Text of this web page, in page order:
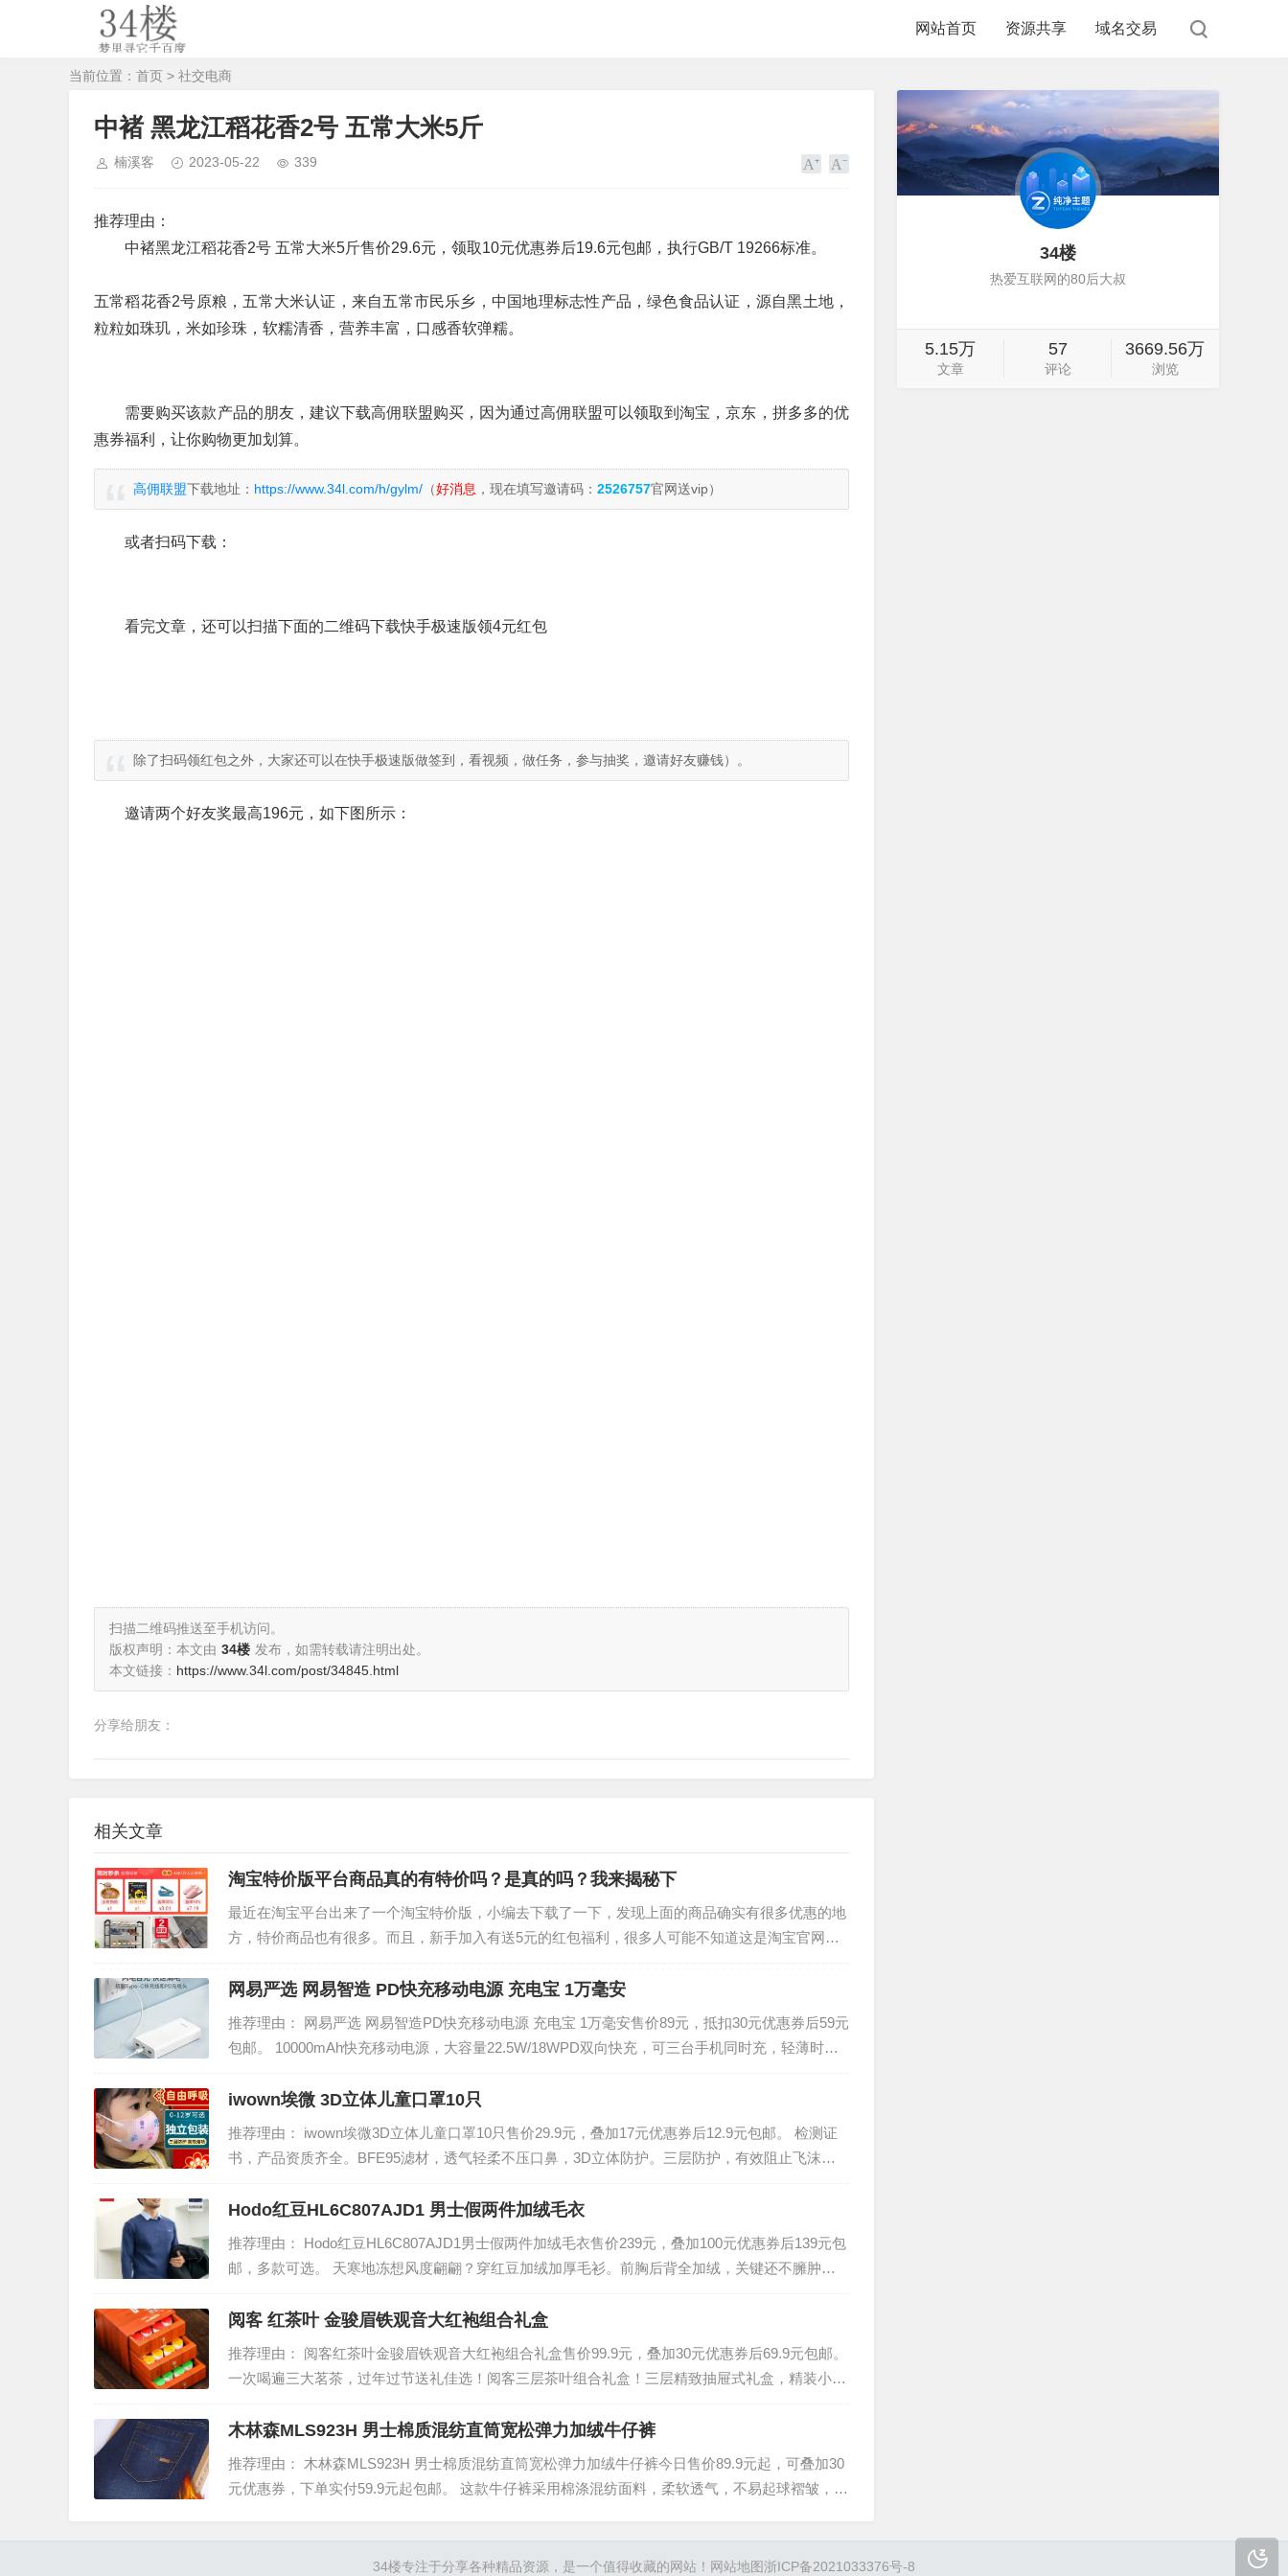
网站首页 资源共享 域名交易
当前位置： 首页 > 社交电商
中褚 黑龙江稻花香2号 五常大米5斤
楠溪客 2023-05-22 339
推荐理由：
中褚黑龙江稻花香2号 五常大米5斤售价29.6元，领取10元优惠券后19.6元包邮，执行GB/T 19266标准。
五常稻花香2号原粮，五常大米认证，来自五常市民乐乡，中国地理标志性产品，绿色食品认证，源自黑土地，
粒粒如珠玑，米如珍珠，软糯清香，营养丰富，口感香软弹糯。
需要购买该款产品的朋友，建议下载高佣联盟购买，因为通过高佣联盟可以领取到淘宝，京东，拼多多的优
惠券福利，让你购物更加划算。
高佣联盟下载地址： https://www.34l.com/h/gylm/ （好消息 ，现在填写邀请码： 2526757官网送vip）
或者扫码下载：
看完文章，还可以扫描下面的二维码下载快手极速版领4元红包
除了扫码领红包之外，大家还可以在快手极速版做签到，看视频，做任务，参与抽奖，邀请好友赚钱）。
邀请两个好友奖最高196元，如下图所示：
扫描二维码推送至手机访问。
版权声明：本文由 34楼 发布，如需转载请注明出处。
本文链接： https://www.34l.com/post/34845.html
分享给朋友：
相关文章
淘宝特价版平台商品真的有特价吗？是真的吗？我来揭秘下
最近在淘宝平台出来了一个淘宝特价版，小编去下载了一下，发现上面的商品确实有很多优惠的地
方，特价商品也有很多。而且，新手加入有送5元的红包福利，很多人可能不知道这是淘宝官网搞
的吧，因此就会有人问淘宝特价版平台商品真的有特价吗？是真的吗？靠谱吗…
网易严选 网易智造 PD快充移动电源 充电宝 1万毫安
推荐理由： 网易严选 网易智造PD快充移动电源 充电宝 1万毫安售价89元，抵扣30元优惠券后59元
包邮。 10000mAh快充移动电源，大容量22.5W/18WPD双向快充，可三台手机同时充，轻薄时
尚，安全智能，给你的手机一个最好的搭档…
iwown埃微 3D立体儿童口罩10只
推荐理由： iwown埃微3D立体儿童口罩10只售价29.9元，叠加17元优惠券后12.9元包邮。 检测证
书，产品资质齐全。BFE95滤材，透气轻柔不压口鼻，3D立体防护。三层防护，有效阻止飞沫传
播！含熔喷布过滤层，孩子必备。…
Hodo红豆HL6C807AJD1 男士假两件加绒毛衣
推荐理由： Hodo红豆HL6C807AJD1男士假两件加绒毛衣售价239元，叠加100元优惠券后139元包
邮，多款可选。 天寒地冻想风度翩翩？穿红豆加绒加厚毛衫。前胸后背全加绒，关键还不臃肿，
版型挺括，气场瞬间出来，帅的一批！…
阅客 红茶叶 金骏眉铁观音大红袍组合礼盒
推荐理由： 阅客红茶叶金骏眉铁观音大红袍组合礼盒售价99.9元，叠加30元优惠券后69.9元包邮。
一次喝遍三大茗茶，过年过节送礼佳选！阅客三层茶叶组合礼盒！三层精致抽屉式礼盒，精装小
泡，方便取用，有铁观音12罐+金骏眉12罐+大红袍12…
木林森MLS923H 男士棉质混纺直筒宽松弹力加绒牛仔裤
推荐理由： 木林森MLS923H 男士棉质混纺直筒宽松弹力加绒牛仔裤今日售价89.9元起，可叠加30
元优惠券，下单实付59.9元起包邮。 这款牛仔裤采用棉涤混纺面料，柔软透气，不易起球褶皱，微
34楼
热爱互联网的80后大叔
5.15万
文章
57
评论
3669.56万
浏览
34楼专注于分享各种精品资源，是一个值得收藏的网站！ 网站地图浙ICP备2021033376号-8